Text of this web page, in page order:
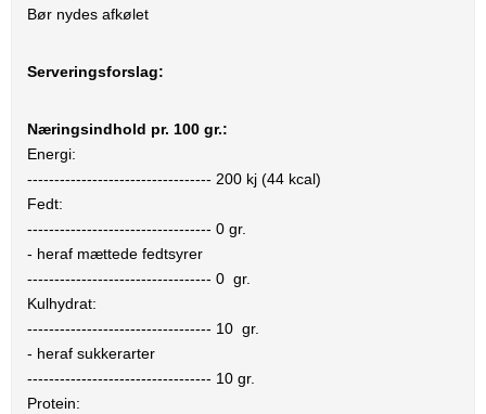
Bør nydes afkølet
Serveringsforslag:
Næringsindhold pr. 100 gr.:
Energi:
---------------------------------- 200 kj (44 kcal)
Fedt:
---------------------------------- 0 gr.
- heraf mættede fedtsyrer
---------------------------------- 0 gr.
Kulhydrat:
---------------------------------- 10 gr.
- heraf sukkerarter
---------------------------------- 10 gr.
Protein: